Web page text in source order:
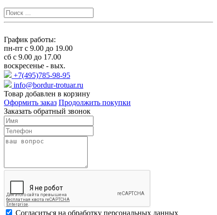
График работы:
пн-пт с 9.00 до 19.00
сб с 9.00 до 17.00
воскресенье - вых.
+7(495)785-98-95
info@bordur-trotuar.ru
Товар добавлен в корзину
Оформить заказ Продолжить покупки
Заказать обратный звонок
Cогласиться на обработку персональных данных